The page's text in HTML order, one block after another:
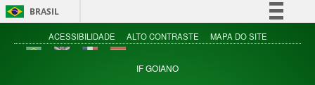
BRASIL
Simplifique!
ACESSIBILIDADE ALTO CONTRASTE MAPA DO SITE
IF GOIANO